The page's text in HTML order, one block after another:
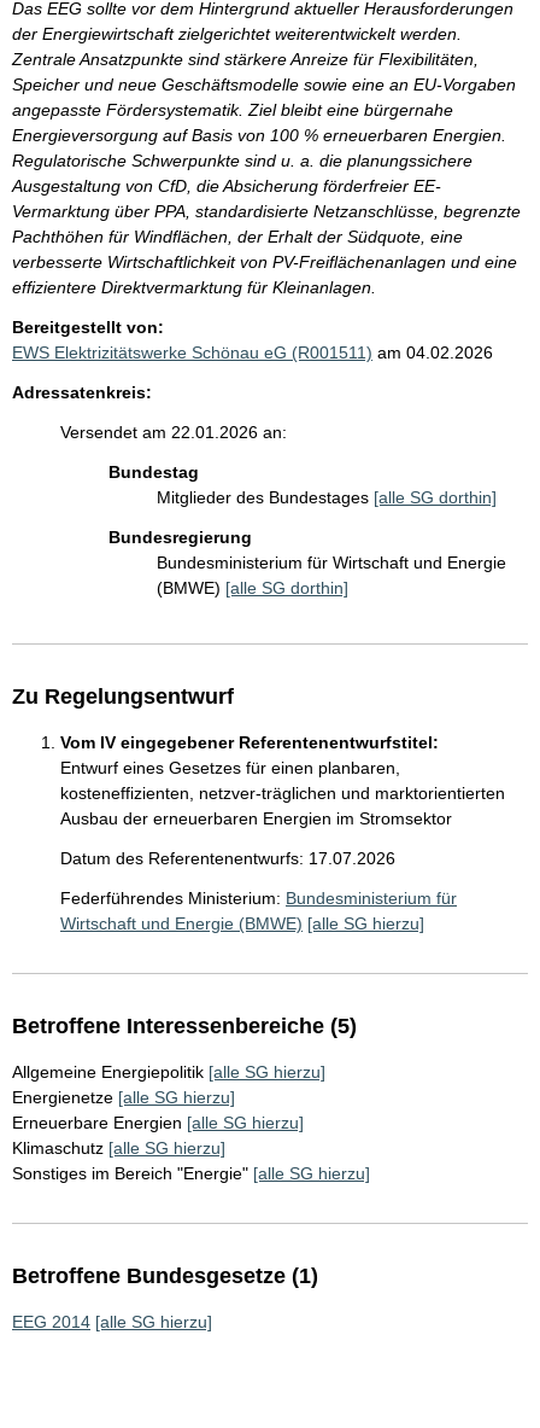
Das EEG sollte vor dem Hintergrund aktueller Herausforderungen
der Energiewirtschaft zielgerichtet weiterentwickelt werden.
Zentrale Ansatzpunkte sind stärkere Anreize für Flexibilitäten,
Speicher und neue Geschäftsmodelle sowie eine an EU-Vorgaben
angepasste Fördersystematik. Ziel bleibt eine bürgernahe
Energieversorgung auf Basis von 100 % erneuerbaren Energien.
Regulatorische Schwerpunkte sind u. a. die planungssichere
Ausgestaltung von CfD, die Absicherung förderfreier EE-
Vermarktung über PPA, standardisierte Netzanschlüsse, begrenzte
Pachthöhen für Windflächen, der Erhalt der Südquote, eine
verbesserte Wirtschaftlichkeit von PV-Freiflächenanlagen und eine
effizientere Direktvermarktung für Kleinanlagen.
Bereitgestellt von:
EWS Elektrizitätswerke Schönau eG (R001511) am 04.02.2026
Adressatenkreis:
Versendet am 22.01.2026 an:
Bundestag
Mitglieder des Bundestages [alle SG dorthin]
Bundesregierung
Bundesministerium für Wirtschaft und Energie
(BMWE) [alle SG dorthin]
Zu Regelungsentwurf
Vom IV eingegebener Referentenentwurfstitel:
Entwurf eines Gesetzes für einen planbaren,
kosteneffizienten, netzver-träglichen und marktorientierten
Ausbau der erneuerbaren Energien im Stromsektor
Datum des Referentenentwurfs: 17.07.2026
Federführendes Ministerium: Bundesministerium für
Wirtschaft und Energie (BMWE) [alle SG hierzu]
Betroffene Interessenbereiche (5)
Allgemeine Energiepolitik [alle SG hierzu]
Energienetze [alle SG hierzu]
Erneuerbare Energien [alle SG hierzu]
Klimaschutz [alle SG hierzu]
Sonstiges im Bereich "Energie" [alle SG hierzu]
Betroffene Bundesgesetze (1)
EEG 2014 [alle SG hierzu]